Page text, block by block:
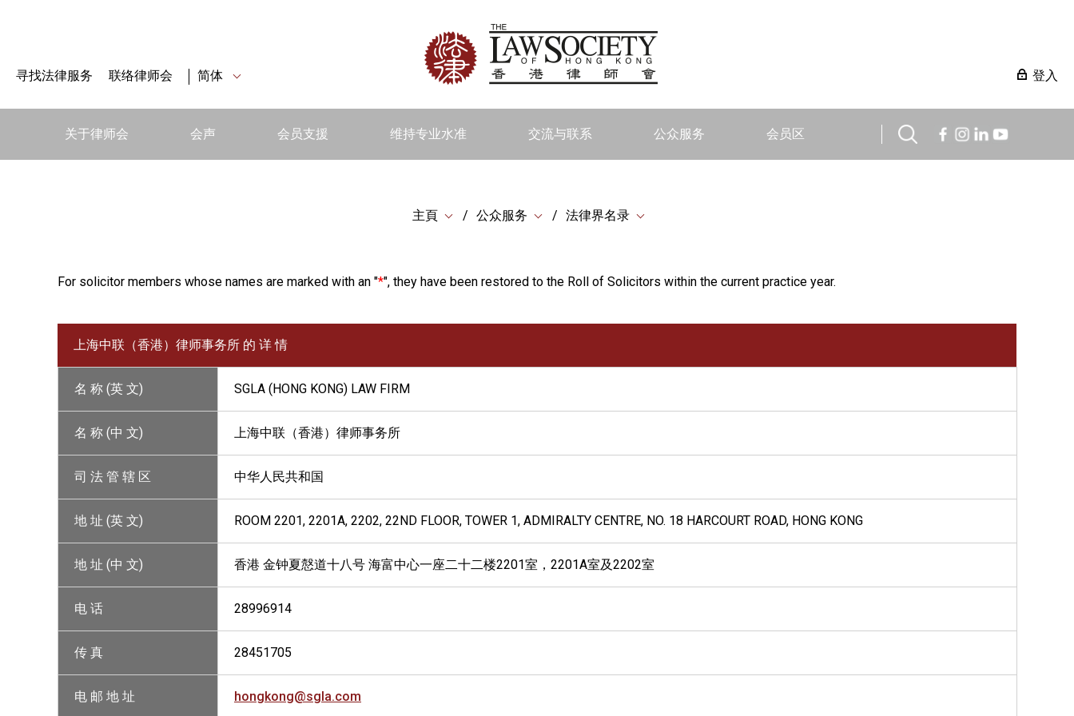
寻找法律服务 联络律师会 简体 登入
关于律师会 会声 会员支援 维持专业水准 交流与联系 公众服务 会员区
主頁 公众服务 法律界名录
For solicitor members whose names are marked with an "*", they have been restored to the Roll of Solicitors within the current practice year.
上海中联（香港）律师事务所 的 详 情
名 称 (英 文) SGLA (HONG KONG) LAW FIRM
名 称 (中 文) 上海中联（香港）律师事务所
司 法 管 辖 区 中华人民共和国
地 址 (英 文) ROOM 2201, 2201A, 2202, 22ND FLOOR, TOWER 1, ADMIRALTY CENTRE, NO. 18 HARCOURT ROAD, HONG KONG
地 址 (中 文) 香港 金钟夏慤道十八号 海富中心一座二十二楼2201室，2201A室及2202室
电 话 28996914
传 真 28451705
电 邮 地 址 hongkong@sgla.com